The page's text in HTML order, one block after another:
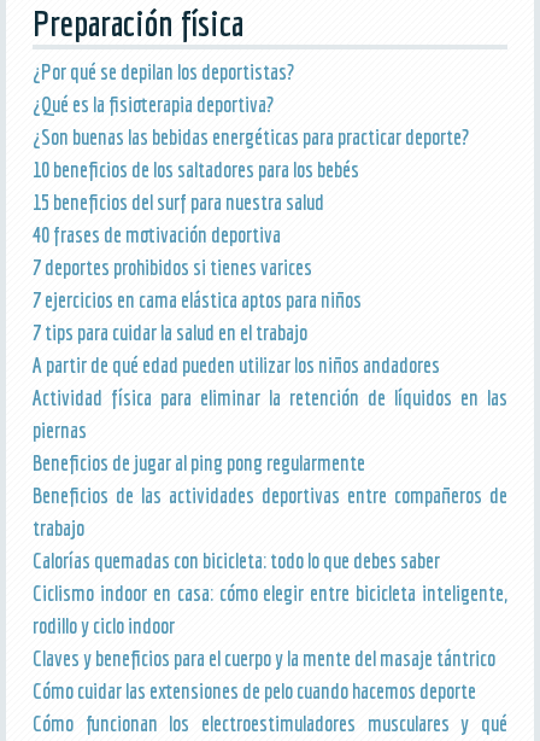
Preparación física
¿Por qué se depilan los deportistas?
¿Qué es la fisioterapia deportiva?
¿Son buenas las bebidas energéticas para practicar deporte?
10 beneficios de los saltadores para los bebés
15 beneficios del surf para nuestra salud
40 frases de motivación deportiva
7 deportes prohibidos si tienes varices
7 ejercicios en cama elástica aptos para niños
7 tips para cuidar la salud en el trabajo
A partir de qué edad pueden utilizar los niños andadores
Actividad física para eliminar la retención de líquidos en las
piernas
Beneficios de jugar al ping pong regularmente
Beneficios de las actividades deportivas entre compañeros de
trabajo
Calorías quemadas con bicicleta: todo lo que debes saber
Ciclismo indoor en casa: cómo elegir entre bicicleta inteligente,
rodillo y ciclo indoor
Claves y beneficios para el cuerpo y la mente del masaje tántrico
Cómo cuidar las extensiones de pelo cuando hacemos deporte
Cómo funcionan los electroestimuladores musculares y qué